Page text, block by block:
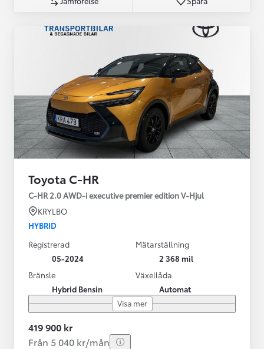
Toyota C-HR
C-HR 2.0 AWD-i executive premier edition V-Hjul
KRYLBO
HYBRID
Registrerad
05-2024
Mätarställning
2 368 mil
Bränsle
Hybrid Bensin
Växellåda
Automat
Visa mer
419 900 kr
Från 5 040 kr/mån